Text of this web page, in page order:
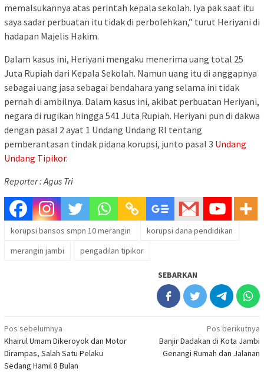
memalsukannya atas perintah kepala sekolah. Iya pak saat itu
saya sadar perbuatan itu tidak di perbolehkan,” turut Heriyani di
hadapan Majelis Hakim.
Dalam kasus ini, Heriyani mengaku menerima uang total 25
Juta Rupiah dari Kepala Sekolah. Namun uang itu di anggapnya
sebagai uang jasa sebagai bendahara yang selama ini tidak
pernah di ambilnya. Dalam kasus ini, akibat perbuatan Heriyani,
negara di rugikan hingga 541 Juta Rupiah. Heriyani pun di dakwa
dengan pasal 2 ayat 1 Undang Undang RI tentang
pemberantasan tindak pidana korupsi, junto pasal 3 Undang
Undang Tipikor.
Reporter : Agus Tri
korupsi bansos smpn 10 merangin
korupsi dana pendidikan
merangin jambi
pengadilan tipikor
SEBARKAN
Navigasi
pos
Pos sebelumnya
Khairul Umam Dikeroyok dan Motor
Dirampas, Salah Satu Pelaku
Sedang Hamil 8 Bulan
Pos berikutnya
Banjir Dadakan di Kota Jambi
Genangi Rumah dan Jalanan